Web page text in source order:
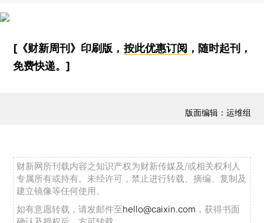
[《财新周刊》印刷版， 按此优惠订阅 ，随时起刊，
免费快递。]
版面编辑：运维组
财新网所刊载内容之知识产权为财新传媒及/或相关权利人
专属所有或持有。未经许可，禁止进行转载、摘编、复制及
建立镜像等任何使用。
如有意愿转载，请发邮件至hello@caixin.com ，获得书面